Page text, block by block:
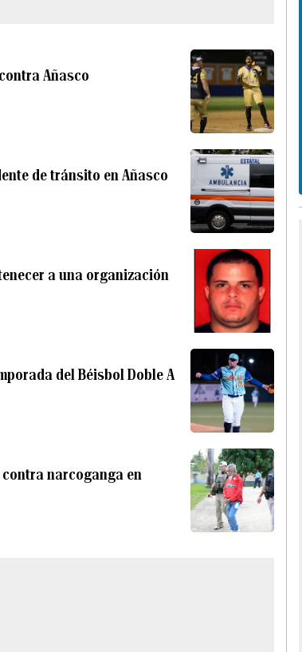
Añasco
de tránsito en Añasco
a una organización
del Béisbol Doble A
narcoganga en